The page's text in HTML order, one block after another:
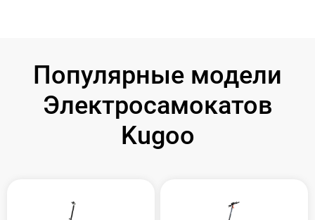
Популярные модели
Электросамокатов
Kugoo